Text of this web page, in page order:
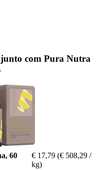
com Pura Nutra
60
€ 17,79 (€ 508,29 /
kg)